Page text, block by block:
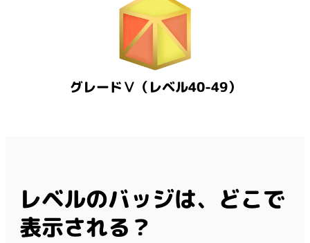
グレードⅤ（レベル40-49）
レベルのバッジは、どこで
表示される？